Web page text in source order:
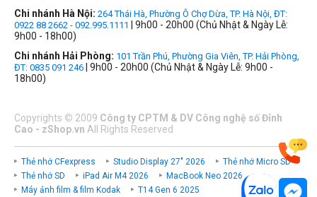
Chi nhánh Hà Nội: 264 Thái Hà, Phường Ô Chợ Dừa, TP. Hà Nội, ĐT:
0922 88 2662 - 092.995.1111
| 9h00 - 20h00 (Chủ Nhật & Ngày Lễ:
9h00 - 18h00)
Chi nhánh Hải Phòng: 101 Trần Phú, Phường Gia Viên, TP. Hải Phòng,
ĐT: 0835 091 246 | 9h00 - 20h00 (Chủ Nhật & Ngày Lễ: 9h00 -
18h00)
Copyrights © 2009 Công ty CPTM & DV Công nghệ số Đỉnh
Cao - zShop.vn All Rights Reserved
Thẻ nhớ CFexpress Studio Display 27" 2026
Thẻ nhớ Micro SD
Thẻ nhớ SD
iPad Air M4 2026
MacBook Neo 2026
Máy ảnh film & film Kodak
T14 Gen 6 2025